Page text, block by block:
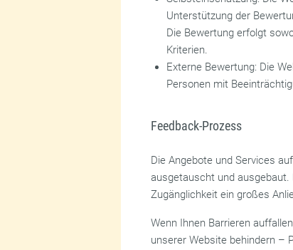
Unterstützung der
Die Bewertung erfolgt
Kriterien.
Externe Bewertung: Die
Personen mit
Feedback-Prozess
Die Angebote und Services
ausgetauscht und ausgebaut.
Zugänglichkeit ein großes
Wenn Ihnen Barrieren
unserer Website behindern –